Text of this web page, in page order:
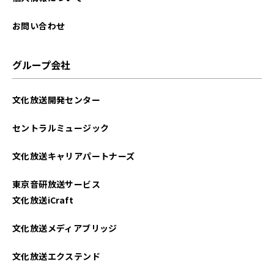
2025年06月
2025年01月
2024年12月
お問い合わせ
グループ会社
文化放送開発センター
セントラルミュージック
文化放送キャリアパートナーズ
東京音研放送サービス
文化放送iCraft
文化放送メディアブリッジ
文化放送エクステンド